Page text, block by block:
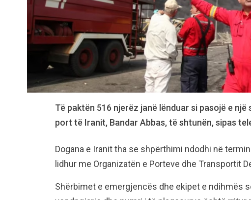
Të paktën 516 njerëz janë lënduar si pasojë e
port të Iranit, Bandar Abbas, të shtunën, sipas
Dogana e Iranit tha se shpërthimi ndodhi në
lidhur me Organizatën e Porteve dhe Transportit
Shërbimet e emergjencës dhe ekipet e ndihmës